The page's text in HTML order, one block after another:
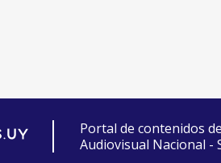
Portal de contenidos
Audiovisual Nacional -